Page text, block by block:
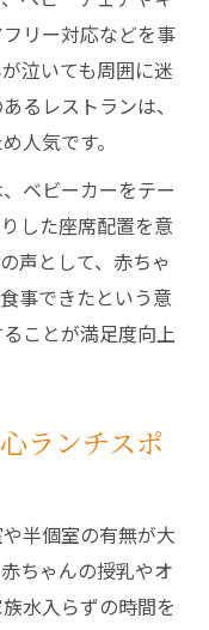
リー対応などを事
泣いても周囲に迷
るレストランは、
人気です。
ベビーカーをテー
した座席配置を意
声として、赤ちゃ
事できたという意
ことが満足度向上
ランチスポ
半個室の有無が大
ちゃんの授乳やオ
水入らずの時間を